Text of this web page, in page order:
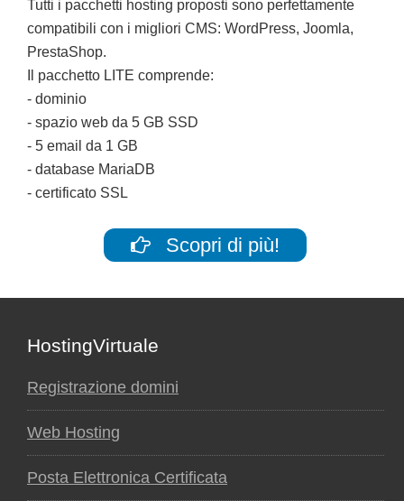
Tutti i pacchetti hosting proposti sono perfettamente
compatibili con i migliori CMS: WordPress, Joomla,
PrestaShop.
Il pacchetto LITE comprende:
- dominio
- spazio web da 5 GB SSD
- 5 email da 1 GB
- database MariaDB
- certificato SSL
Scopri di più!
Footer
HostingVirtuale
Registrazione domini
Web Hosting
Posta Elettronica Certificata